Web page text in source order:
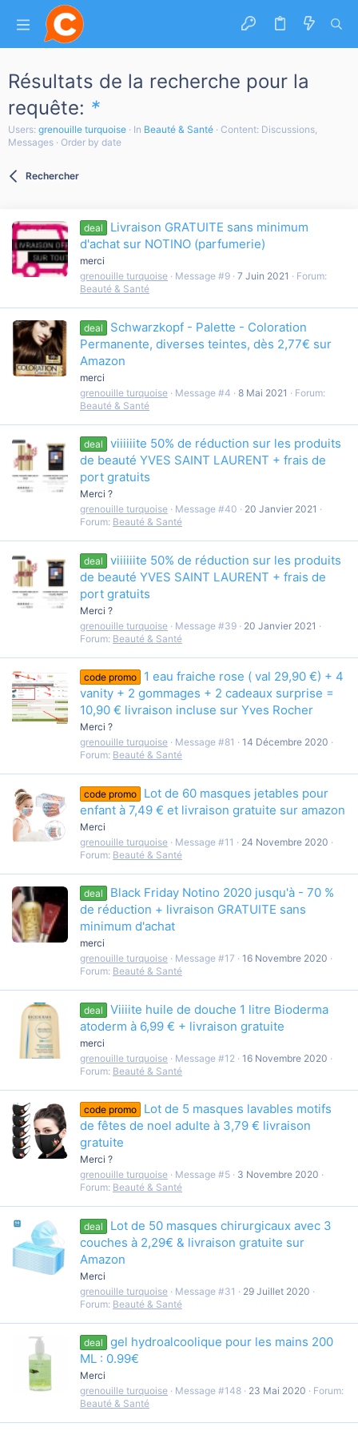
Résultats de la recherche pour la
requête: *
Users: grenouille turquoise In Beauté & Santé
Content: Discussions,
Messages
Order by date
Rechercher
deal
Livraison GRATUITE sans minimum
d'achat sur NOTINO (parfumerie)
merci
grenouille turquoise
Message #9 7 Juin 2021
Forum:
Beauté & Santé
deal
Schwarzkopf - Palette - Coloration
Permanente, diverses teintes, dès 2,77€ sur
Amazon
merci
grenouille turquoise
Message #4 8 Mai 2021
Forum:
Beauté & Santé
deal
viiiiiite 50% de réduction sur les produits
de beauté YVES SAINT LAURENT + frais de
port gratuits
Merci ?
grenouille turquoise
Message #40
20 Janvier 2021
Forum: Beauté & Santé
deal
viiiiiite 50% de réduction sur les produits
de beauté YVES SAINT LAURENT + frais de
port gratuits
Merci ?
grenouille turquoise
Message #39
20 Janvier 2021
Forum: Beauté & Santé
code promo
1 eau fraiche rose ( val 29,90 €) + 4
vanity + 2 gommages + 2 cadeaux surprise =
10,90 € livraison incluse sur Yves Rocher
Merci ?
grenouille turquoise
Message #81
14 Décembre 2020
Forum: Beauté & Santé
code promo
Lot de 60 masques jetables pour
enfant à 7,49 € et livraison gratuite sur amazon
Merci
grenouille turquoise
Message #11
24 Novembre 2020
Forum: Beauté & Santé
deal
Black Friday Notino 2020 jusqu'à - 70 %
de réduction + livraison GRATUITE sans
minimum d'achat
merci
grenouille turquoise
Message #17
16 Novembre 2020
Forum: Beauté & Santé
deal
Viiiite huile de douche 1 litre Bioderma
atoderm à 6,99 € + livraison gratuite
merci
grenouille turquoise
Message #12
16 Novembre 2020
Forum: Beauté & Santé
code promo
Lot de 5 masques lavables motifs
de fêtes de noel adulte à 3,79 € livraison
gratuite
Merci ?
grenouille turquoise
Message #5
3 Novembre 2020
Forum: Beauté & Santé
deal
Lot de 50 masques chirurgicaux avec 3
couches à 2,29€ & livraison gratuite sur
Amazon
Merci
grenouille turquoise
Message #31
29 Juillet 2020
Forum: Beauté & Santé
deal
gel hydroalcoolique pour les mains 200
ML : 0.99€
Merci
grenouille turquoise
Message #148 23 Mai 2020
Forum:
Beauté & Santé